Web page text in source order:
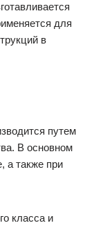
для
в
путем
В основном
а также при
класса и